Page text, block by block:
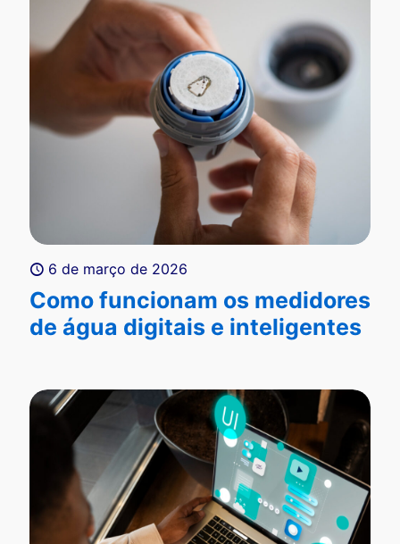
6 de março de 2026
Como funcionam os medidores
de água digitais e inteligentes